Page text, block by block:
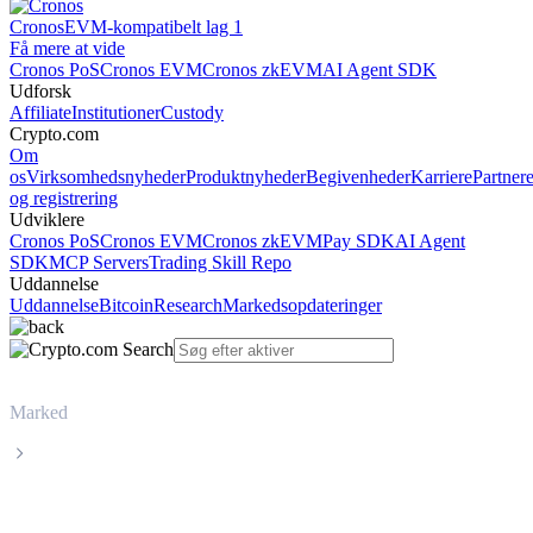
CronosEVM-kompatibelt lag 1
Få mere at vide
Cronos PoSCronos EVMCronos zkEVMAI Agent SDK
Udforsk
AffiliateInstitutionerCustody
Crypto.com
Om
osVirksomhedsnyhederProduktnyhederBegivenhederKarrierePartnere
og registrering
Udviklere
Cronos PoSCronos EVMCronos zkEVMPay SDKAI Agent
SDKMCP ServersTrading Skill Repo
Uddannelse
UddannelseBitcoinResearchMarkedsopdateringer
Marked